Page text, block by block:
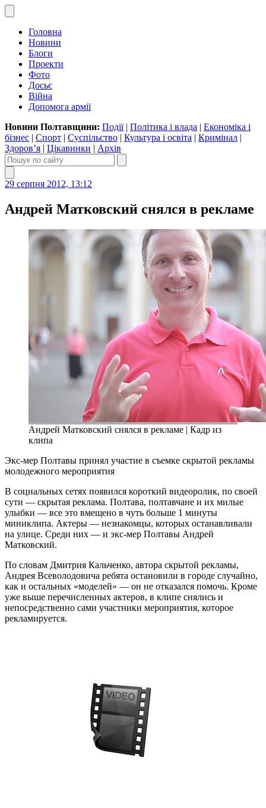
Головна
Новини
Блоги
Проекти
Фото
Досьє
Війна
Допомога армії
Новини Полтавщини: Події| Політика і влада | Економіка і
бізнес | Спорт | Суспільство | Культура і освіта | Кримінал |
Здоров’я | Цікавинки | Архів
29 серпня 2012, 13:12
Андрей Матковский снялся в рекламе
Андрей Матковский снялся в рекламе | Кадр из
клипа
Экс-мер Полтавы принял участие в съемке скрытой рекламы
молодежного мероприятия
В социальных сетях появился короткий видеоролик, по своей
сути — скрытая реклама. Полтава, полтавчане и их милые
улыбки — все это вмещено в чуть больше 1 минуты
миниклипа. Актеры — незнакомцы, которых останавливали
на улице. Среди них — и экс-мер Полтавы Андрей
Матковский.
По словам Дмитрия Кальченко, автора скрытой рекламы,
Андрея Всеволодовича ребята остановили в городе случайно,
как и остальных «моделей» — он не отказался помочь. Кроме
уже выше перечисленных актеров, в клипе снялись и
непосредственно сами участники мероприятия, которое
рекламируется.